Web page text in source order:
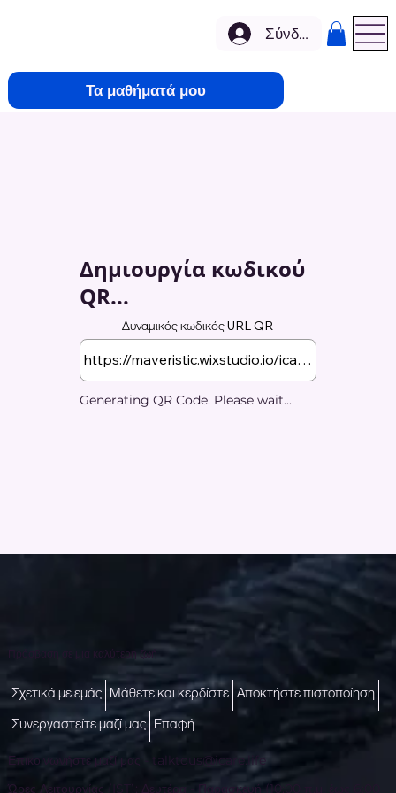
Τα μαθήματά μου
Σύνδεση
Δημιουργία κωδικού
QR...
Δυναμικός κωδικός URL QR
Generating QR Code. Please wait...
Πρόσβαση σε μια καλύτερη ζωή
Επικοινωνήστε μαζί μας - talktous@icare.life
Σχετικά με εμάς Μάθετε και κερδίστε Αποκτήστε πιστοποίηση
Συνεργαστείτε μαζί μας Επαφή
Ώρες Λειτουργίας (IST): Δευτέρα - Παρασκευή (10:00 π.μ. έως 6:00